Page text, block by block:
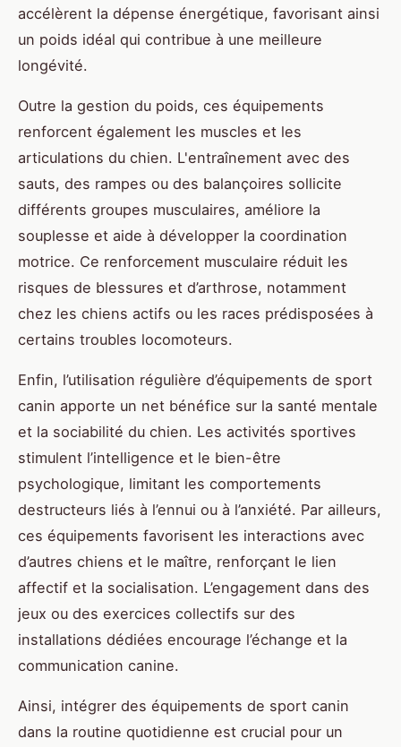
accélèrent la dépense énergétique, favorisant ainsi
un poids idéal qui contribue à une meilleure
longévité.
Outre la gestion du poids, ces équipements
renforcent également les muscles et les
articulations du chien. L'entraînement avec des
sauts, des rampes ou des balançoires sollicite
différents groupes musculaires, améliore la
souplesse et aide à développer la coordination
motrice. Ce renforcement musculaire réduit les
risques de blessures et d’arthrose, notamment
chez les chiens actifs ou les races prédisposées à
certains troubles locomoteurs.
Enfin, l’utilisation régulière d’équipements de sport
canin apporte un net bénéfice sur la santé mentale
et la sociabilité du chien. Les activités sportives
stimulent l’intelligence et le bien-être
psychologique, limitant les comportements
destructeurs liés à l’ennui ou à l’anxiété. Par ailleurs,
ces équipements favorisent les interactions avec
d’autres chiens et le maître, renforçant le lien
affectif et la socialisation. L’engagement dans des
jeux ou des exercices collectifs sur des
installations dédiées encourage l’échange et la
communication canine.
Ainsi, intégrer des équipements de sport canin
dans la routine quotidienne est crucial pour un